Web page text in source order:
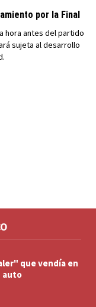
por la Final
hora antes del partido
sujeta al desarrollo
que vendía en
auto